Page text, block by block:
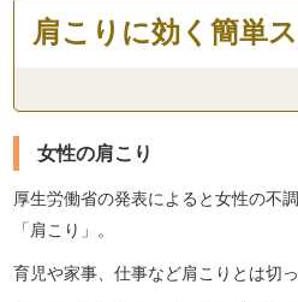
肩こりに効く簡単
女性の肩こり
厚生労働省の発表によると女性の不
「肩こり」。
育児や家事、仕事など肩こりとは切